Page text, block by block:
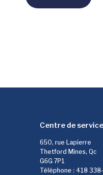
Centre de
650, rue Lapierre
Thetford Mines, Qc
G6G 7P1
Téléphone : 418